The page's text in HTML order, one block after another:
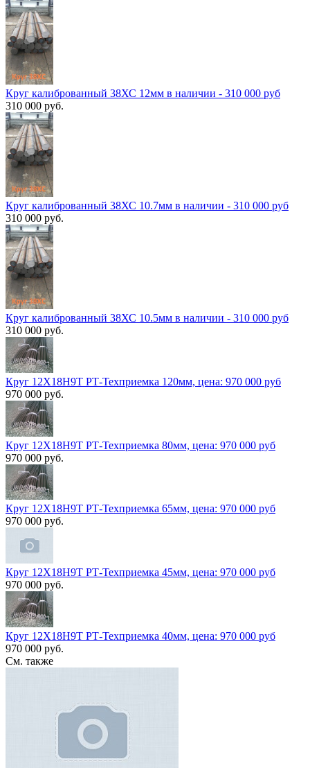
Круг калиброванный 38ХС 12мм в наличии - 310 000 руб
310 000 руб.
Круг калиброванный 38ХС 10.7мм в наличии - 310 000 руб
310 000 руб.
Круг калиброванный 38ХС 10.5мм в наличии - 310 000 руб
310 000 руб.
Круг 12Х18Н9Т РТ-Техприемка 120мм, цена: 970 000 руб
970 000 руб.
Круг 12Х18Н9Т РТ-Техприемка 80мм, цена: 970 000 руб
970 000 руб.
Круг 12Х18Н9Т РТ-Техприемка 65мм, цена: 970 000 руб
970 000 руб.
Круг 12Х18Н9Т РТ-Техприемка 45мм, цена: 970 000 руб
970 000 руб.
Круг 12Х18Н9Т РТ-Техприемка 40мм, цена: 970 000 руб
970 000 руб.
См. также